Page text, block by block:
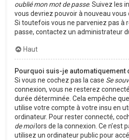
oublié mon mot de passe. Suivez les
vous devriez pouvoir à nouveau vous
Si toutefois vous ne parveniez pas à
passe, contactez un administrateur
Haut
Pourquoi suis-je automatiquement
Si vous ne cochez pas la case Se
connexion, vous ne resterez
durée déterminée. Cela empêche que
utilise votre compte à votre insu en
ordinateur. Pour rester connecté,
de moilors de la connexion. Ce n’est
utilisez un ordinateur public pour